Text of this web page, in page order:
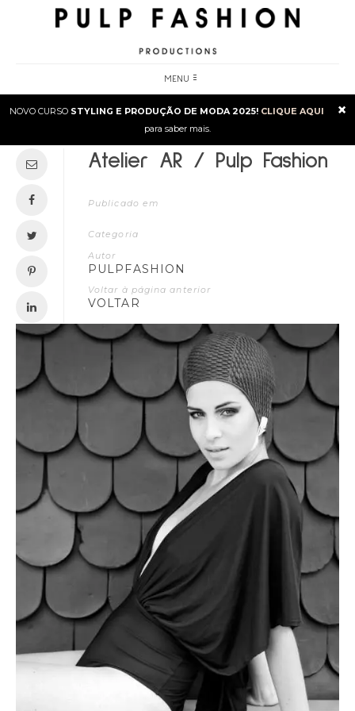
MENU
×
NOVO CURSO STYLING E PRODUÇÃO DE MODA 2025! CLIQUE AQUI
para saber mais.
Atelier AR / Pulp Fashion
Publicado em
Categoria
Autor
PULPFASHION
Voltar à página anterior
VOLTAR